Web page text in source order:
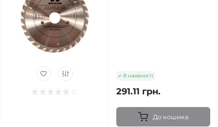
В наявності
291.11 грн.
До кошика